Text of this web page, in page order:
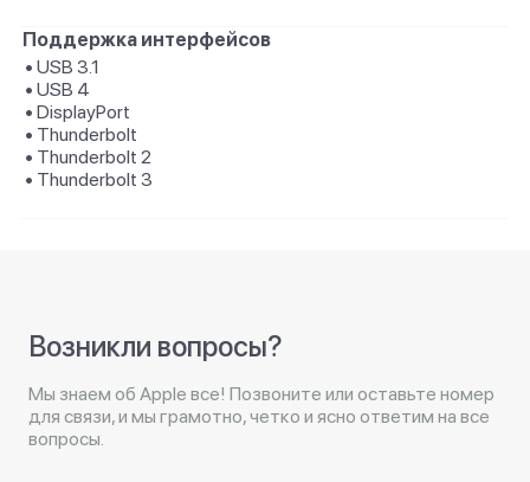
Поддержка интерфейсов
• USB 3.1
• USB 4
• DisplayPort
• Thunderbolt
• Thunderbolt 2
• Thunderbolt 3
Возникли вопросы?
Мы знаем об Apple все! Позвоните или оставьте номер
для связи, и мы грамотно, четко и ясно ответим на все
вопросы.